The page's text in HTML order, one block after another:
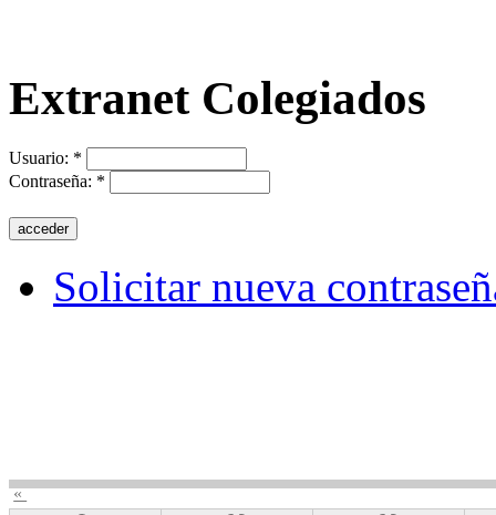
Extranet Colegiados
Usuario: *
Contraseña: *
Solicitar nueva
«